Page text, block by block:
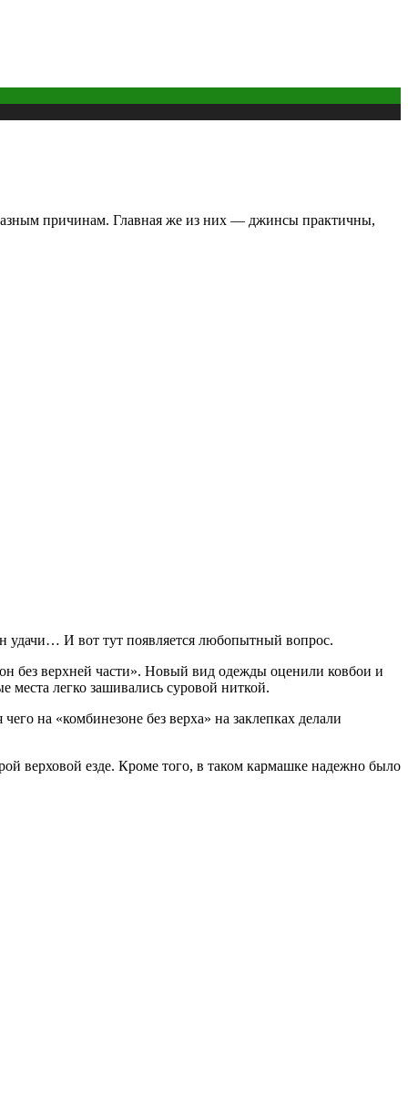
причинам. Главная же из них — джинсы практичны,
И вот тут появляется любопытный вопрос.
без верхней части». Новый вид одежды оценили ковбои и
места легко зашивались суровой ниткой.
на «комбинезоне без верха» на заклепках делали
верховой езде. Кроме того, в таком кармашке надежно было